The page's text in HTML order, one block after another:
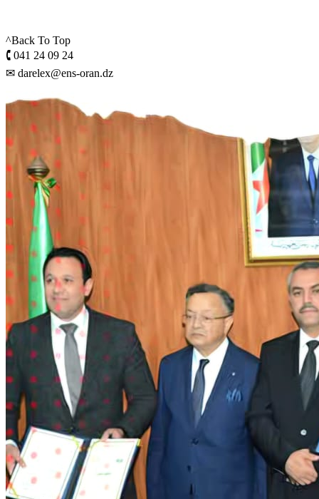
^Back To Top
🕻 041 24 09 24
✉ darelex@ens-oran.dz